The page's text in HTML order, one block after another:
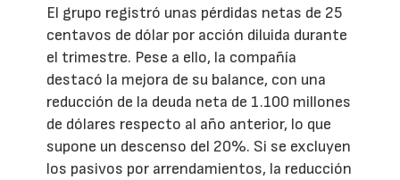
El grupo registró unas pérdidas netas de 25
centavos de dólar por acción diluida durante
el trimestre. Pese a ello, la compañía
destacó la mejora de su balance, con una
reducción de la deuda neta de 1.100 millones
de dólares respecto al año anterior, lo que
supone un descenso del 20%. Si se excluyen
los pasivos por arrendamientos, la reducción